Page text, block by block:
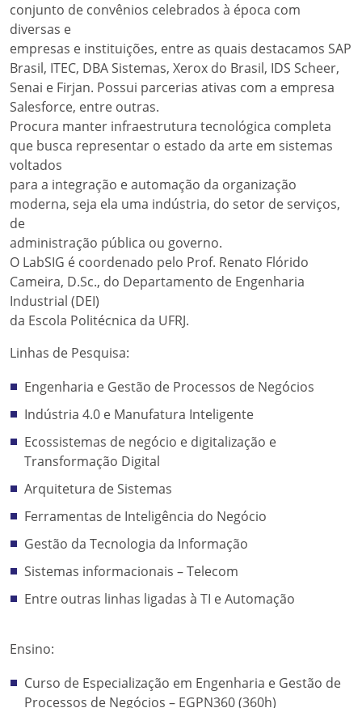
conjunto de convênios celebrados à época com
diversas e
empresas e instituições, entre as quais destacamos SAP
Brasil, ITEC, DBA Sistemas, Xerox do Brasil, IDS Scheer,
Senai e Firjan. Possui parcerias ativas com a empresa
Salesforce, entre outras.
Procura manter infraestrutura tecnológica completa
que busca representar o estado da arte em sistemas
voltados
para a integração e automação da organização
moderna, seja ela uma indústria, do setor de serviços,
de
administração pública ou governo.
O LabSIG é coordenado pelo Prof. Renato Flórido
Cameira, D.Sc., do Departamento de Engenharia
Industrial (DEI)
da Escola Politécnica da UFRJ.
Linhas de Pesquisa:
Engenharia e Gestão de Processos de Negócios
Indústria 4.0 e Manufatura Inteligente
Ecossistemas de negócio e digitalização e
Transformação Digital
Arquitetura de Sistemas
Ferramentas de Inteligência do Negócio
Gestão da Tecnologia da Informação
Sistemas informacionais – Telecom
Entre outras linhas ligadas à TI e Automação
Ensino:
Curso de Especialização em Engenharia e Gestão de
Processos de Negócios – EGPN360 (360h)